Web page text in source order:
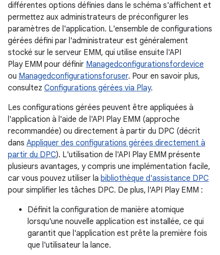
différentes options définies dans le schéma s'affichent et
permettez aux administrateurs de préconfigurer les
paramètres de l'application. L'ensemble de configurations
gérées défini par l'administrateur est généralement
stocké sur le serveur EMM, qui utilise ensuite l'API
Play EMM pour définir Managedconfigurationsfordevice
ou Managedconfigurationsforuser. Pour en savoir plus,
consultez Configurations gérées via Play.
Les configurations gérées peuvent être appliquées à
l'application à l'aide de l'API Play EMM (approche
recommandée) ou directement à partir du DPC (décrit
dans Appliquer des configurations gérées directement à
partir du DPC). L'utilisation de l'API Play EMM présente
plusieurs avantages, y compris une implémentation facile,
car vous pouvez utiliser la bibliothèque d'assistance DPC
pour simplifier les tâches DPC. De plus, l'API Play EMM :
Définit la configuration de manière atomique
lorsqu'une nouvelle application est installée, ce qui
garantit que l'application est prête la première fois
que l'utilisateur la lance.